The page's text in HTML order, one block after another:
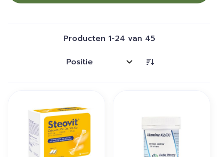
Producten 1-24 van 45
Sorteer op: